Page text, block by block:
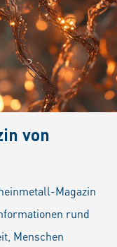
von
Magazin
rund
Menschen